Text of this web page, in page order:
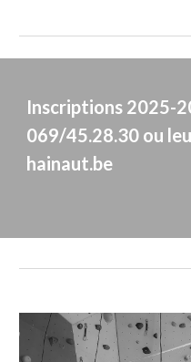
Inscriptions 2025-
069/45.28.30 ou
hainaut.be